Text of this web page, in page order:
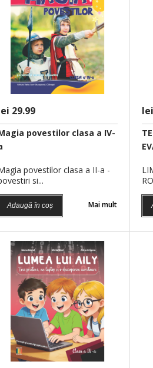
pentru
a...
Lectura
a IV-a Autor:...
29.99
povestilor clasa a IV-
povestilor clasa a II-a -
si...
Adaugă în coș Mai mult
PENTRU
ŞI...
Fise de
evaluare
LUI AILY,
PRIETENI, UN